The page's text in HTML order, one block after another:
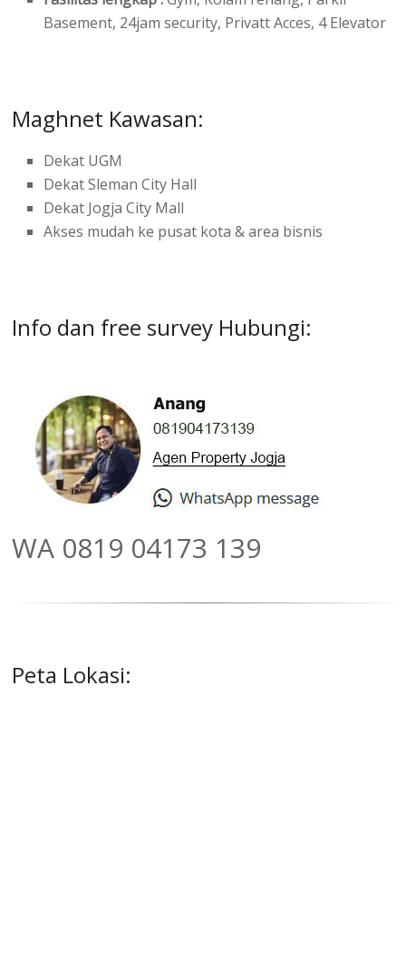
Basement, 24jam security, Privatt Acces, 4 Elevator
Maghnet Kawasan:
Dekat UGM
Dekat Sleman City Hall
Dekat Jogja City Mall
Akses mudah ke pusat kota & area bisnis
Info dan free survey Hubungi:
WA 0819 04173 139
Peta Lokasi: